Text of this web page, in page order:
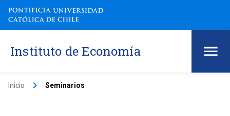
Instituto de Economía
Inicio keyboard_arrow_right Seminarios